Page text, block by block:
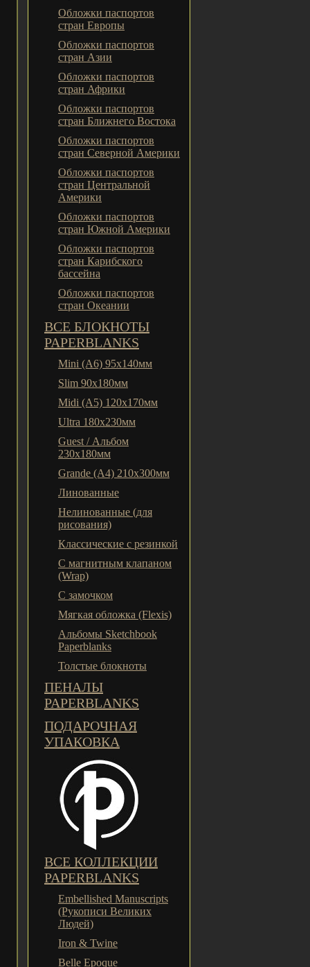
Обложки паспортов
стран Европы
Обложки паспортов
стран Азии
Обложки паспортов
стран Африки
Обложки паспортов
стран Ближнего Востока
Обложки паспортов
стран Северной Америки
Обложки паспортов
стран Центральной
Америки
Обложки паспортов
стран Южной Америки
Обложки паспортов
стран Карибского
бассейна
Обложки паспортов
стран Океании
ВСЕ БЛОКНОТЫ
PAPERBLANKS
Mini (A6) 95х140мм
Slim 90x180мм
Midi (A5) 120х170мм
Ultra 180x230мм
Guest / Альбом
230x180мм
Grande (A4) 210x300мм
Линованные
Нелинованные (для
рисования)
Классические с резинкой
С магнитным клапаном
(Wrap)
С замочком
Мягкая обложка (Flexis)
Альбомы Sketchbook
Paperblanks
Толстые блокноты
ПЕНАЛЫ
PAPERBLANKS
ПОДАРОЧНАЯ
УПАКОВКА
ВСЕ КОЛЛЕКЦИИ
PAPERBLANKS
Embellished Manuscripts
(Рукописи Великих
Людей)
Iron & Twine
Belle Epoque